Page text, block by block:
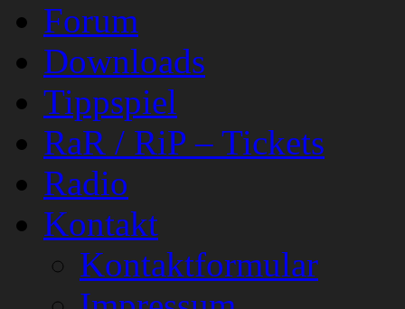
Forum
Downloads
Tippspiel
RaR / RiP – Tickets
Radio
Kontakt
Kontaktformular